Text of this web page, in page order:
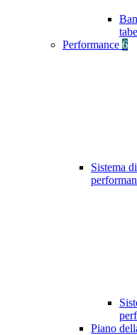
Performance 6
Sistema
Piano